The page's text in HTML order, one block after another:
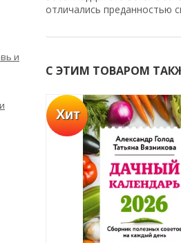
отличались преданностью
С ЭТИМ ТОВАРОМ
Хит
и